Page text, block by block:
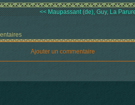
<< Maupassant (de), Guy, La
Ajouter un commentaire